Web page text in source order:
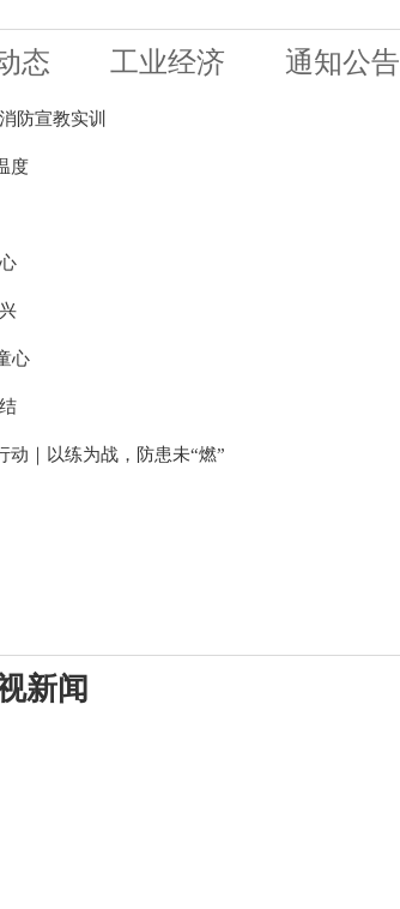
态 工业经济 通知公告
防宣教实训
度
心
动｜以练为战，防患未“燃”
新闻